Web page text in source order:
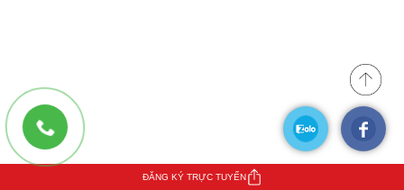
ĐĂNG KÝ TRỰC TUYẾN